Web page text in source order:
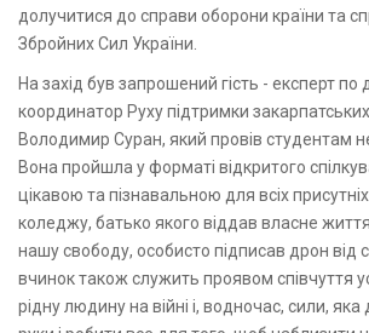
долучитися до справи оборони країни та
Збройних Сил України.
На захід був запрошений гість - експерт по
координатор Руху підтримки
Володимир Суран, який провів студентам
Вона пройшла у форматі відкритого
цікавою та пізнавальною для всіх
коледжу, батько якого віддав власне
нашу свободу, особисто підписав дрон від
вчинок також служить проявом співчуття
рідну людину на війні і, водночас, сили, яка